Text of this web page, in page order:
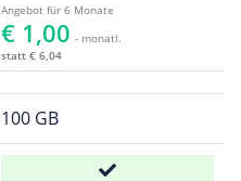
Angebot für 6 Monate
€ 1,00 - monatl.
statt € 6,04
100 GB